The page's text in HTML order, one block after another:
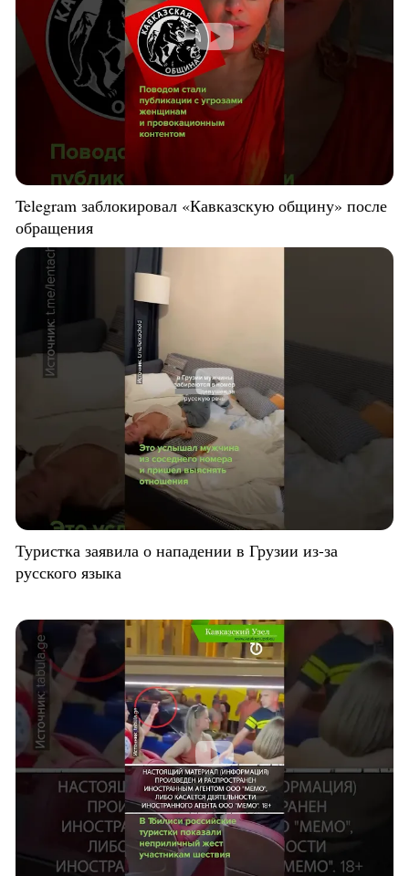
Telegram заблокировал «Кавказскую общину» после
обращения
Туристка заявила о нападении в Грузии из-за
русского языка